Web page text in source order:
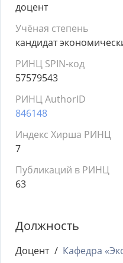
доцент
Учёная степень
кандидат
РИНЦ SPIN-код
57579543
РИНЦ AuthorID
846148
Индекс Хирша РИНЦ
7
Публикаций в РИНЦ
63
Должность
Доцент
Кафедра